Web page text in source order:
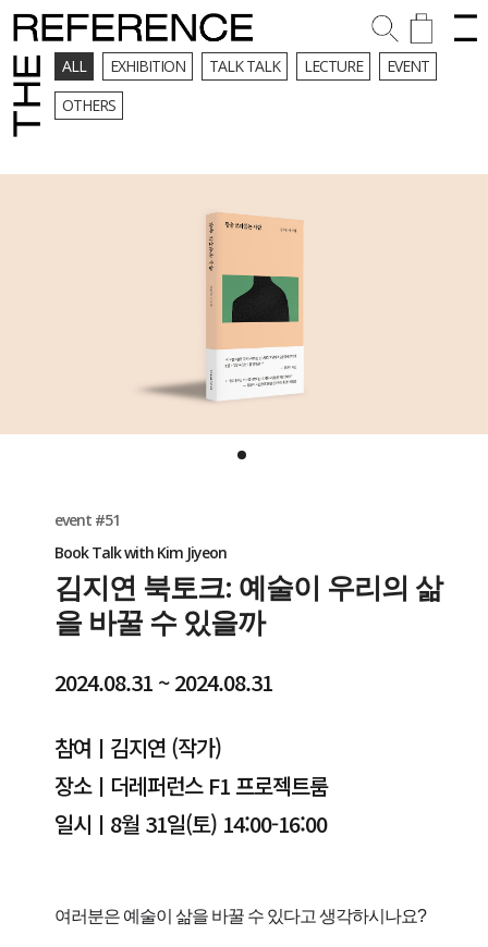
ALL EXHIBITION TALK TALK LECTURE
EVENT
OTHERS
event #51
Book Talk with Kim Jiyeon
김지연 북토크: 예술이 우리의 삶
을 바꿀 수 있을까
2024.08.31 ~ 2024.08.31
참여ㅣ김지연 (작가)
장소ㅣ더레퍼런스 F1 프로젝트룸
일시ㅣ8월 31일(토) 14:00-16:00
여러분은 예술이 삶을 바꿀 수 있다고 생각하시나요?